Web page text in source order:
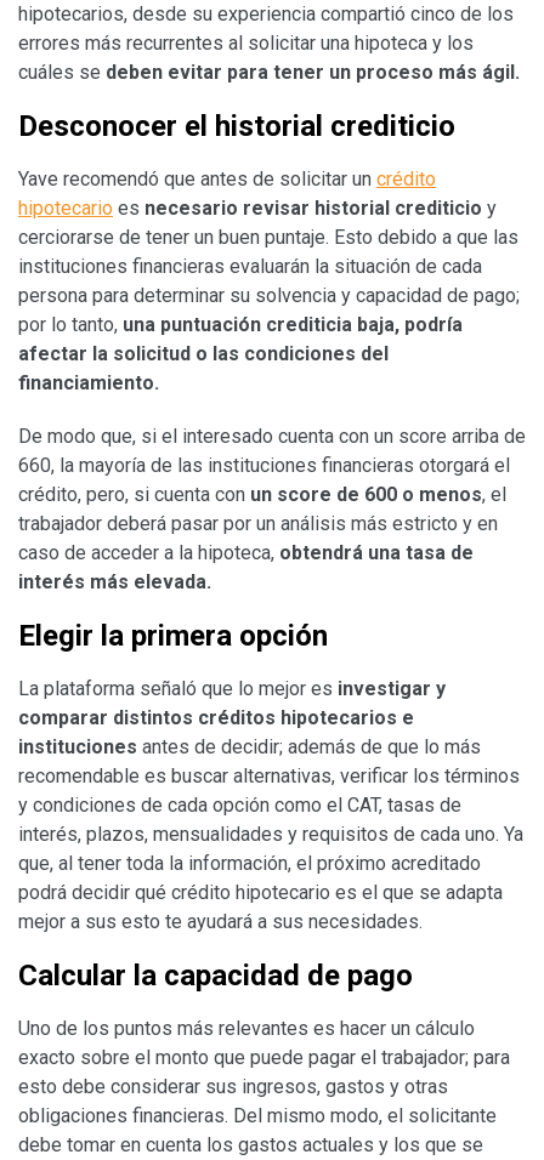
hipotecarios, desde su experiencia compartió cinco de los
errores más recurrentes al solicitar una hipoteca y los
cuáles se deben evitar para tener un proceso más ágil.
Desconocer el historial crediticio
Yave recomendó que antes de solicitar un crédito
hipotecario es necesario revisar historial crediticio y
cerciorarse de tener un buen puntaje. Esto debido a que las
instituciones financieras evaluarán la situación de cada
persona para determinar su solvencia y capacidad de pago;
por lo tanto, una puntuación crediticia baja, podría
afectar la solicitud o las condiciones del
financiamiento.
De modo que, si el interesado cuenta con un score arriba de
660, la mayoría de las instituciones financieras otorgará el
crédito, pero, si cuenta con un score de 600 o menos, el
trabajador deberá pasar por un análisis más estricto y en
caso de acceder a la hipoteca, obtendrá una tasa de
interés más elevada.
Elegir la primera opción
La plataforma señaló que lo mejor es investigar y
comparar distintos créditos hipotecarios e
instituciones antes de decidir; además de que lo más
recomendable es buscar alternativas, verificar los términos
y condiciones de cada opción como el CAT, tasas de
interés, plazos, mensualidades y requisitos de cada uno. Ya
que, al tener toda la información, el próximo acreditado
podrá decidir qué crédito hipotecario es el que se adapta
mejor a sus esto te ayudará a sus necesidades.
Calcular la capacidad de pago
Uno de los puntos más relevantes es hacer un cálculo
exacto sobre el monto que puede pagar el trabajador; para
esto debe considerar sus ingresos, gastos y otras
obligaciones financieras. Del mismo modo, el solicitante
debe tomar en cuenta los gastos actuales y los que se